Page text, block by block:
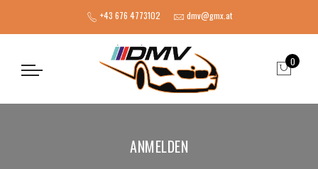
+43 676 4773102 dmv@gmx.at
0
ANMELDEN